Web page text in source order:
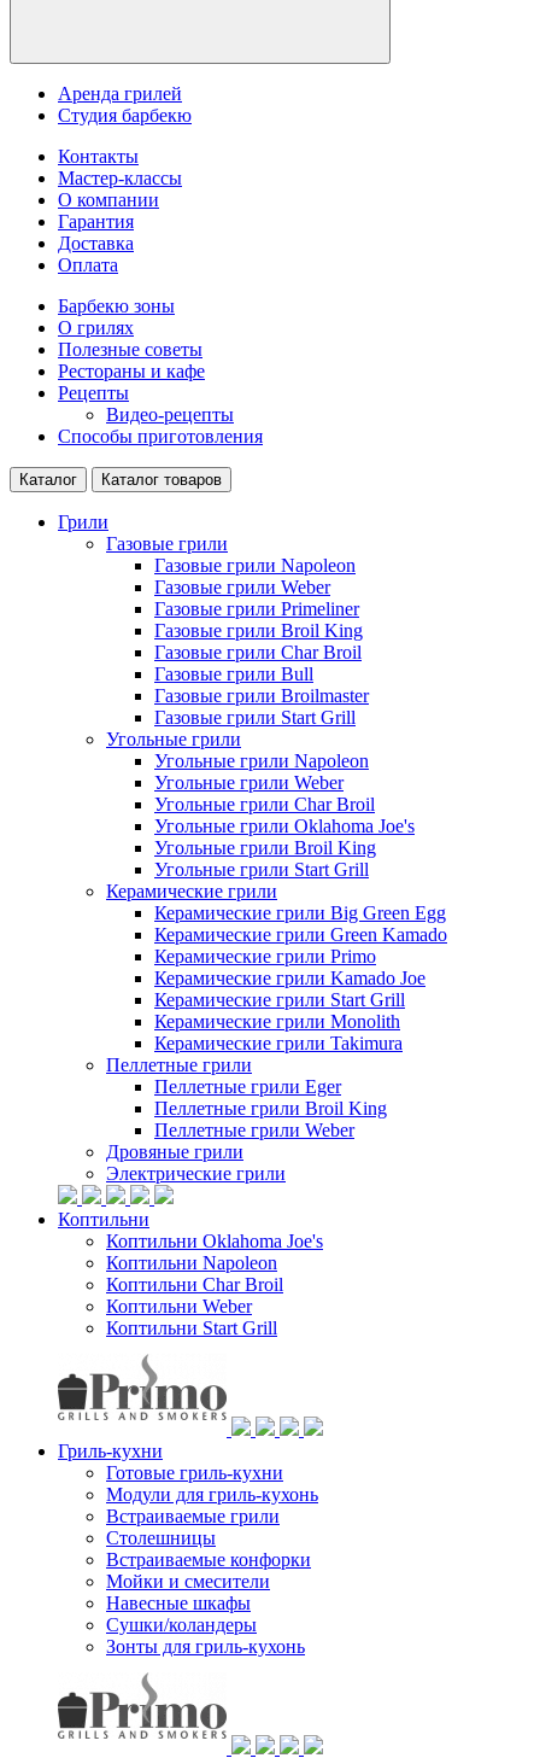
Аренда грилей
Студия барбекю
Контакты
Мастер-классы
О компании
Гарантия
Доставка
Оплата
Барбекю зоны
О грилях
Полезные советы
Рестораны и кафе
Рецепты
Видео-рецепты
Способы приготовления
Каталог Каталог товаров
Грили
Газовые грили
Газовые грили Napoleon
Газовые грили Weber
Газовые грили Primeliner
Газовые грили Broil King
Газовые грили Char Broil
Газовые грили Bull
Газовые грили Broilmaster
Газовые грили Start Grill
Угольные грили
Угольные грили Napoleon
Угольные грили Weber
Угольные грили Char Broil
Угольные грили Oklahoma Joe's
Угольные грили Broil King
Угольные грили Start Grill
Керамические грили
Керамические грили Big Green Egg
Керамические грили Green Kamado
Керамические грили Primo
Керамические грили Kamado Joe
Керамические грили Start Grill
Керамические грили Monolith
Керамические грили Takimura
Пеллетные грили
Пеллетные грили Eger
Пеллетные грили Broil King
Пеллетные грили Weber
Дровяные грили
Электрические грили
Коптильни
Коптильни Oklahoma Joe's
Коптильни Napoleon
Коптильни Char Broil
Коптильни Weber
Коптильни Start Grill
Гриль-кухни
Готовые гриль-кухни
Модули для гриль-кухонь
Встраиваемые грили
Столешницы
Встраиваемые конфорки
Мойки и смесители
Навесные шкафы
Сушки/коландеры
Зонты для гриль-кухонь